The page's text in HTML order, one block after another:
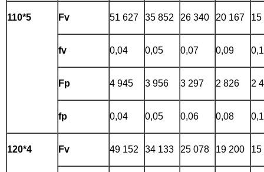
110*5 Fv 51 627 35 852 26 340 20 167 15
fv 0,04 0,05 0,07 0,09
Fp 4 945 3 956 3 297 2 826 2
fp 0,04 0,05 0,06 0,08
120*4 Fv 49 152 34 133 25 078 19 200 15